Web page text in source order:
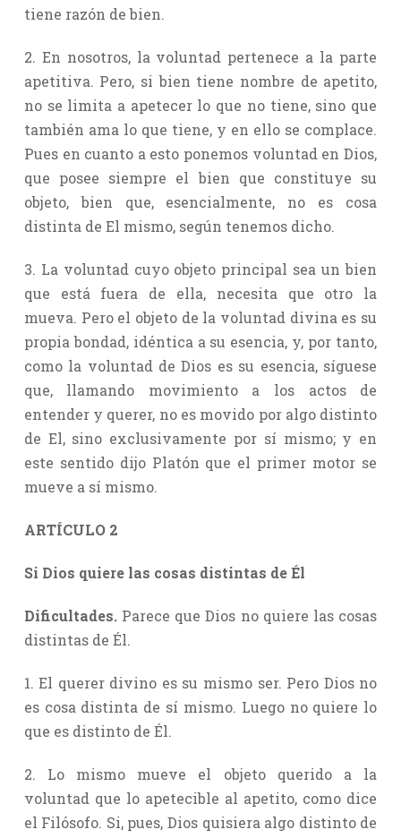
tiene razón de bien.
2. En nosotros, la voluntad pertenece a la parte
apetitiva. Pero, si bien tiene nombre de apetito,
no se limita a apetecer lo que no tiene, sino que
también ama lo que tiene, y en ello se complace.
Pues en cuanto a esto ponemos voluntad en Dios,
que posee siempre el bien que constituye su
objeto, bien que, esencialmente, no es cosa
distinta de El mismo, según tenemos dicho.
3. La voluntad cuyo objeto principal sea un bien
que está fuera de ella, necesita que otro la
mueva. Pero el objeto de la voluntad divina es su
propia bondad, idéntica a su esencia, y, por tanto,
como la voluntad de Dios es su esencia, síguese
que, llamando movimiento a los actos de
entender y querer, no es movido por algo distinto
de El, sino exclusivamente por sí mismo; y en
este sentido dijo Platón que el primer motor se
mueve a sí mismo.
ARTÍCULO 2
Si Dios quiere las cosas distintas de Él
Dificultades. Parece que Dios no quiere las cosas
distintas de Él.
1. El querer divino es su mismo ser. Pero Dios no
es cosa distinta de sí mismo. Luego no quiere lo
que es distinto de Él.
2. Lo mismo mueve el objeto querido a la
voluntad que lo apetecible al apetito, como dice
el Filósofo. Si, pues, Dios quisiera algo distinto de